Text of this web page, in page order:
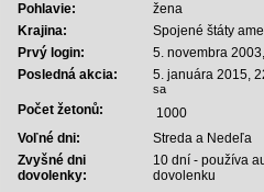
Pohlavie:
žena
Krajina:
Spojené štáty
Prvý login:
5. novembra
Posledná akcia:
5. januára 2015,
sa
Počet žetonů:
1000
Voľné dni:
Streda a Nedeľa
Zvyšné dni
dovolenky:
10 dní - používa
dovolenku